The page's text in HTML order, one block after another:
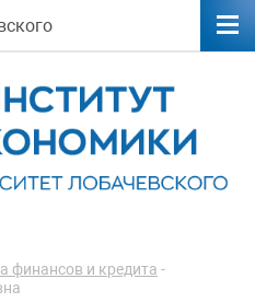
финансов и кредита -